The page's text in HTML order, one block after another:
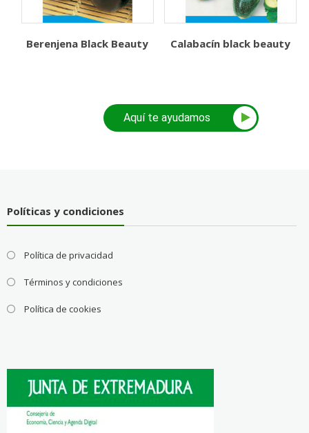
Berenjena Black Beauty Calabacín black beauty
Aquí te ayudamos
Políticas y condiciones
Política de privacidad
Términos y condiciones
Política de cookies